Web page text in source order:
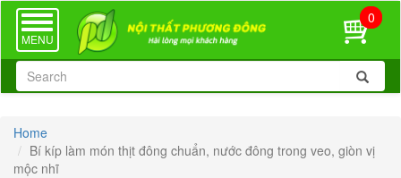
TOGGLE
NAVIGATION
MENU
0
Home
Bí kíp làm món thịt đông chuẩn, nước đông trong veo, giòn vị
mộc nhĩ